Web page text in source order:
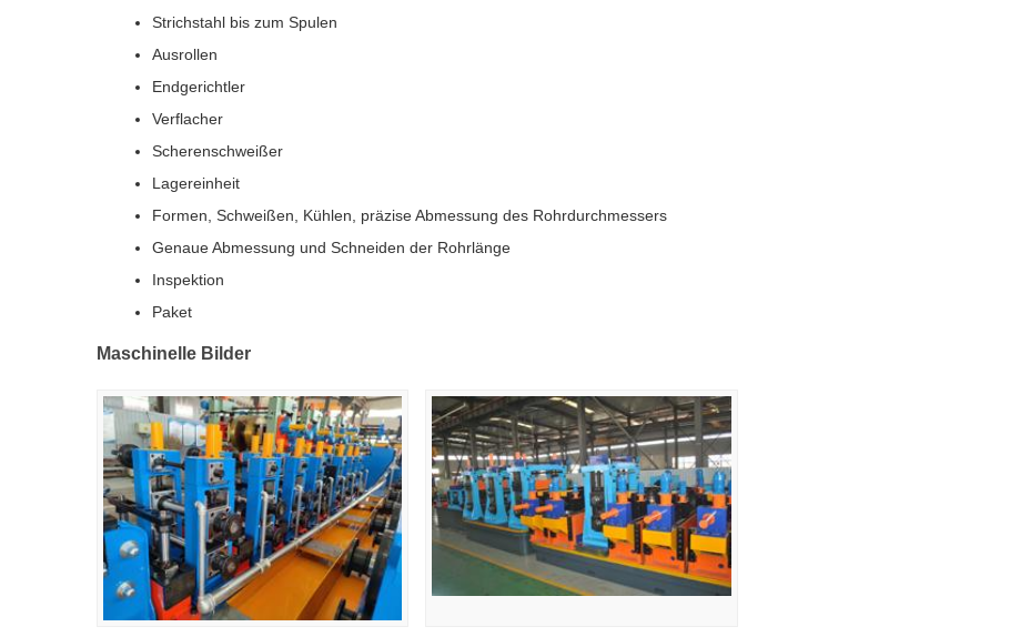
Strichstahl bis zum Spulen
Ausrollen
Endgerichtler
Verflacher
Scherenschweißer
Lagereinheit
Formen, Schweißen, Kühlen, präzise Abmessung des Rohrdurchmessers
Genaue Abmessung und Schneiden der Rohrlänge
Inspektion
Paket
Maschinelle Bilder